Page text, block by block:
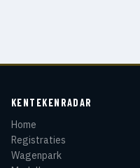
KENTEKENRADAR
Home
Registraties
Wagenpark